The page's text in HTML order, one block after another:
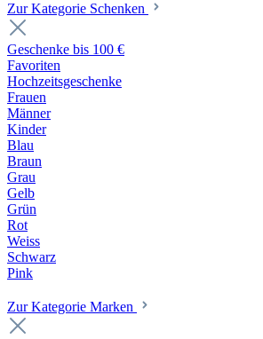
Zur Kategorie Schenken
Geschenke bis 100 €
Favoriten
Hochzeitsgeschenke
Frauen
Männer
Kinder
Blau
Braun
Grau
Gelb
Grün
Rot
Weiss
Schwarz
Pink
Zur Kategorie Marken